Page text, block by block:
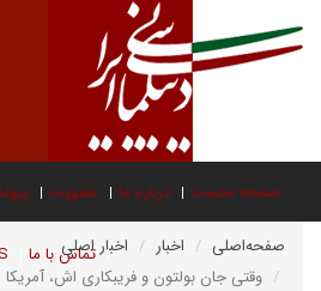
صفحه نخست درباره ما عضویت
تماس با ما صفحه‌اصلی اخبار
اخبار اصلی
وقتی جان بولتون و فریبکاری اش، آمریکا